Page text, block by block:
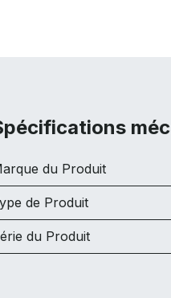
du Produit
de Produit
du Produit